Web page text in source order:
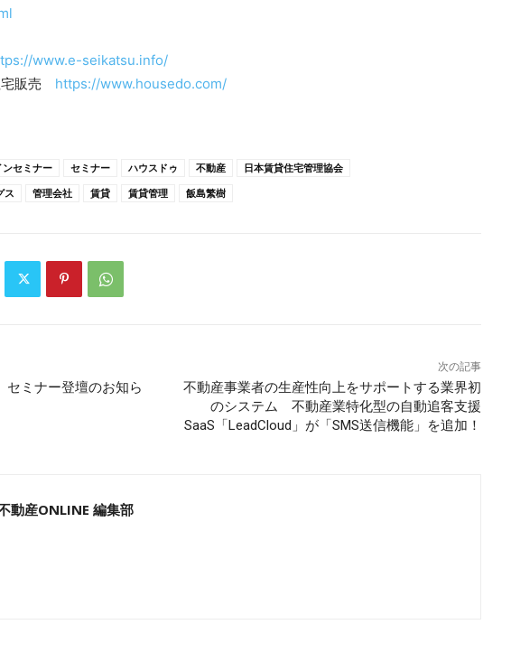
www.e-seikatsu.info/
宅販売 https://www.housedo.com/
セミナー セミナー ハウスドゥ 不動産
日本賃貸住宅管理協会
ス
管理会社 賃貸 賃貸管理 飯島繁樹
セミナー登壇のお知ら
次の記事
不動産事業者の生産性向上をサポートする業界初
のシステム 不動産業特化型の自動追客支援
SaaS「LeadCloud」が「SMS送信機能」を追加！
動産ONLINE 編集部